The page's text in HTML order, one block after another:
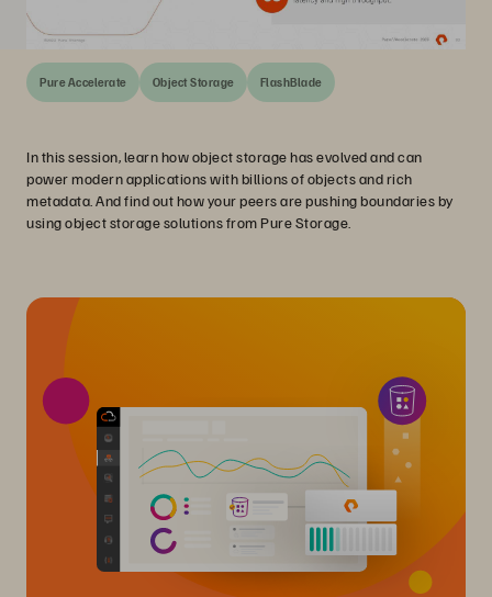
Pure Accelerate Object Storage FlashBlade
In this session, learn how object storage has evolved and can
power modern applications with billions of objects and rich
metadata. And find out how your peers are pushing boundaries by
using object storage solutions from Pure Storage.